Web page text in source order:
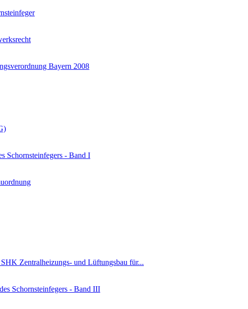
Bayern 2008
Schornsteinfegers - Band I
Zentralheizungs- und Lüftungsbau für...
Schornsteinfegers - Band III